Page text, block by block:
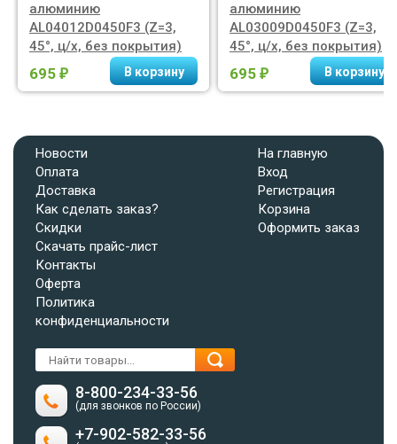
алюминию
AL04012D0450F3 (Z=3,
45°, ц/х, без покрытия)
695 ₽
алюминию
AL03009D0450F3 (Z=3,
45°, ц/х, без покрытия)
695 ₽
Новости
Оплата
Доставка
Как сделать заказ?
Скидки
Скачать прайс-лист
Контакты
Оферта
Политика
конфиденциальности
На главную
Вход
Регистрация
Корзина
Оформить заказ
8-800-234-33-56
(для звонков по России)
+7-902-582-33-56